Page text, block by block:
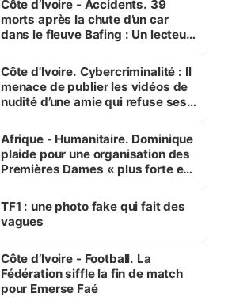
Côte d’Ivoire - Accidents. 39
morts après la chute d’un car
dans le fleuve Bafing : Un lecteur
des Transports
Côte d'Ivoire. Cybercriminalité : Il
menace de publier les vidéos de
nudité d’une amie qui refuse ses
Afrique - Humanitaire. Dominique
plaide pour une organisation des
Premières Dames « plus forte et
sur la scène internationale »
TF1 : une photo fake qui fait des
vagues
Côte d’Ivoire - Football. La
Fédération siffle la fin de match
pour Emerse Faé